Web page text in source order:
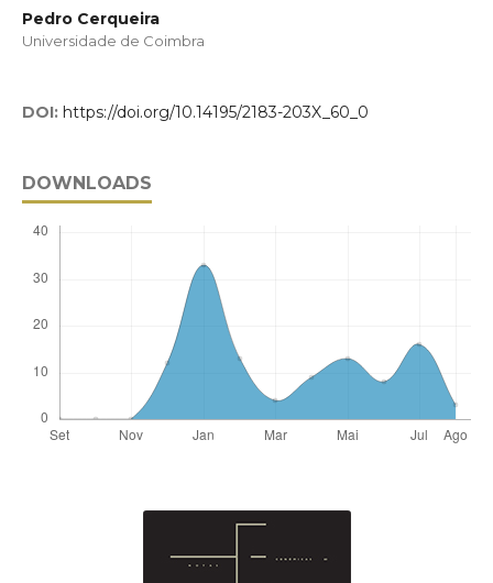
Pedro Cerqueira
Universidade de Coimbra
DOI: https://doi.org/10.14195/2183-203X_60_0
DOWNLOADS